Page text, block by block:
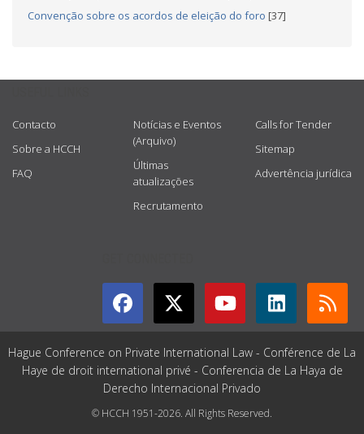
Convenção sobre os acordos de eleição do foro [37]
Contacto
Sobre a HCCH
FAQ
Notícias e Eventos
(Arquivo)
Últimas
atualizações
Recrutamento
Calls for Tender
Sitemap
Advertência jurídica
Hague Conference on Private International Law - Conférence de La
Haye de droit international privé - Conferencia de La Haya de
Derecho Internacional Privado
© HCCH 1951-2026. All Rights Reserved.